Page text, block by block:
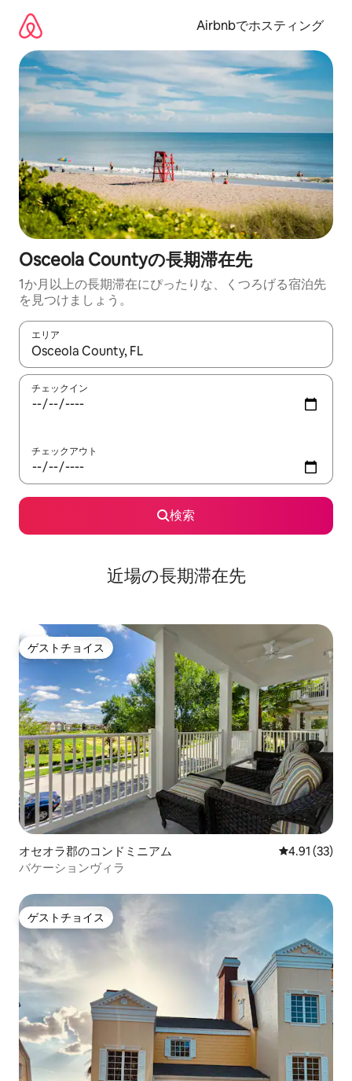
Airbnbでホスティング
Osceola Countyの長期滞在先
1か月以上の長期滞在にぴったりな、くつろげる宿泊先
を見つけましょう。
エリア
検索結果が表示されたら、上下の矢印キーを使って移動するか
チェックイン
チェックアウト
検索
近場の長期滞在先
ゲストチョイス
ゲストチョイス
オセオラ郡のコンドミニアム レビュー33
4.91 (33)
バケーションヴィラ
ゲストチョイス
ゲストチョイス